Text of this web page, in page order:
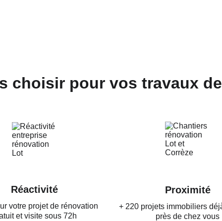
choisir pour vos travaux
Réactivité
votre projet de rénovation
et visite sous 72h
Proximité
+ 220 projets immobiliers
près de chez vous